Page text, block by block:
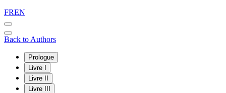
FREN
Back to Authors
Prologue
Livre I
Livre II
Livre III